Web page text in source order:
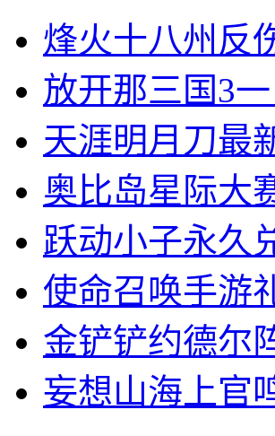
烽火十八州反
放开那三国3
天涯明月刀最
奥比岛星际大
跃动小子永久
使命召唤手游
金铲铲约德尔
妄想山海上官